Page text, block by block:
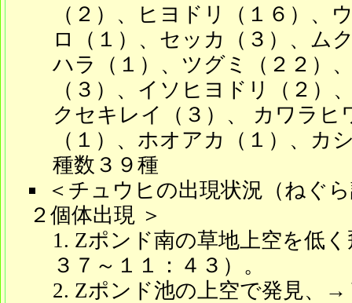
（２）、ヒヨドリ（１６）、
ロ（１）、セッカ（３）、ム
ハラ（１）、ツグミ（２２）
（３）、イソヒヨドリ（２）
クセキレイ（３）、 カワラヒ
（１）、ホオアカ（１）、カ
種数３９種
＜チュウヒの出現状況（ねぐ
２個体出現 ＞
Zポンド南の草地上空を低
３７～１１：４３）。
Zポンド池の上空で発見、